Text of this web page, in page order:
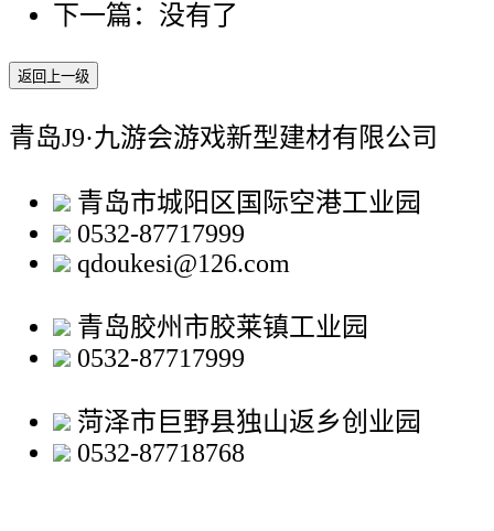
下一篇：没有了
返回上一级
青岛J9·九游会游戏新型建材有限公司
青岛市城阳区国际空港工业园
0532-87717999
qdoukesi@126.com
青岛胶州市胶莱镇工业园
0532-87717999
菏泽市巨野县独山返乡创业园
0532-87718768